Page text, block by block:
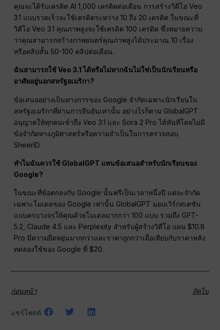
คุณจะได้รับเครดิต AI 1,000 เครดิตต่อเดือน การสร้างวิดีโอ Veo
3.1 แบบรวดเร็วจะใช้เครดิตระหว่าง 10 ถึง 20 เครดิต ในขณะที่
วิดีโอ Veo 3.1 คุณภาพสูงจะใช้เครดิต 100 เครดิต ซึ่งหมายความ
ว่าคุณสามารถสร้างภาพยนตร์คุณภาพสูงได้ประมาณ 10 เรื่อง
หรือคลิปสั้น 50-100 คลิปต่อเดือน.
ฉันสามารถใช้ Veo 3.1 ได้หรือไม่หากฉันไม่ใช่เป็นนักเรียนหรือ
อาศัยอยู่นอกสหรัฐอเมริกา?
ข้อเสนออย่างเป็นทางการของ Google จำกัดเฉพาะนักเรียนใน
สหรัฐอเมริกาที่ผ่านการยืนยันเท่านั้น อย่างไรก็ตาม GlobalGPT
อนุญาตให้ทุกคนเข้าถึง Veo 3.1 และ Sora 2 Pro ได้ทันทีโดยไม่มี
ข้อจำกัดทางภูมิศาสตร์หรือความจำเป็นในการตรวจสอบ
SheerID.
ทำไมฉันควรใช้ GlobalGPT แทนข้อเสนอสำหรับนักเรียนของ
Google?
ในขณะที่ข้อตกลงกับ Google นั้นฟรีเป็นเวลาหนึ่งปี แต่จะจำกัด
เฉพาะโมเดลของ Google เท่านั้น GlobalGPT มอบเวิร์กสเตชัน
แบบครบวงจรให้คุณด้วยโมเดลมากกว่า 100 แบบ รวมถึง GPT-
5.2, Claude 4.5 และ Perplexity สำหรับผู้สร้างวิดีโอ แผน $10.8
Pro มีความยืดหยุ่นมากกว่าและราคาถูกกว่าเมื่อเทียบกับราคาหลัง
ทดลองใช้ของ Google ที่ $20.
ก่อนหน้า ถัดไป
แชร์โพสต์: